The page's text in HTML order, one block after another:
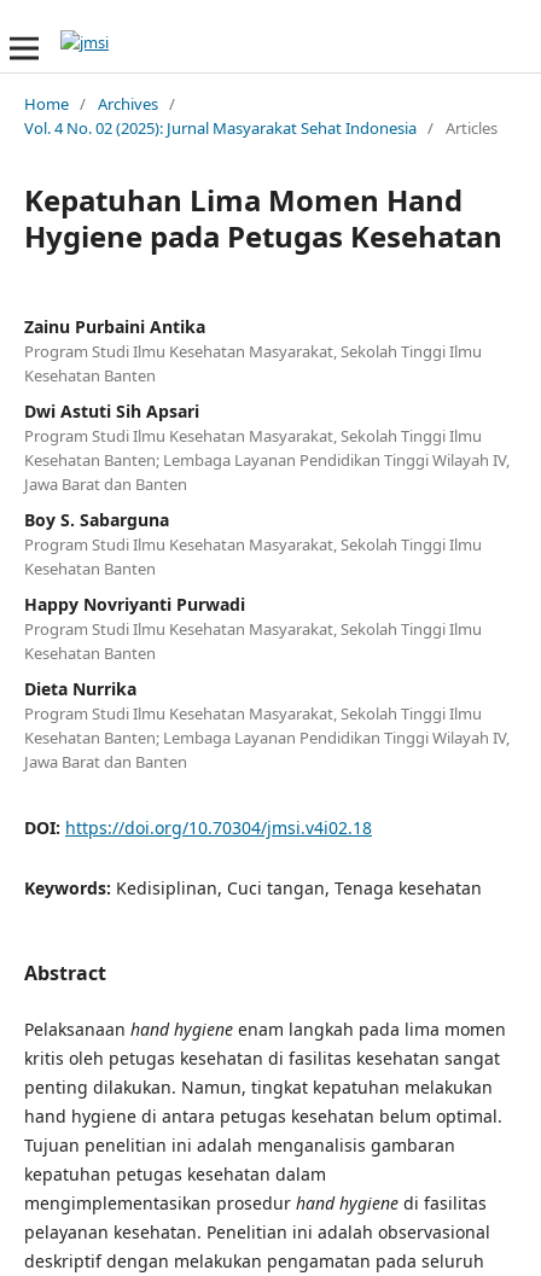
Home / Archives /
Vol. 4 No. 02 (2025): Jurnal Masyarakat Sehat Indonesia / Articles
Kepatuhan Lima Momen Hand
Hygiene pada Petugas Kesehatan
Zainu Purbaini Antika
Program Studi Ilmu Kesehatan Masyarakat, Sekolah Tinggi Ilmu
Kesehatan Banten
Dwi Astuti Sih Apsari
Program Studi Ilmu Kesehatan Masyarakat, Sekolah Tinggi Ilmu
Kesehatan Banten; Lembaga Layanan Pendidikan Tinggi Wilayah IV,
Jawa Barat dan Banten
Boy S. Sabarguna
Program Studi Ilmu Kesehatan Masyarakat, Sekolah Tinggi Ilmu
Kesehatan Banten
Happy Novriyanti Purwadi
Program Studi Ilmu Kesehatan Masyarakat, Sekolah Tinggi Ilmu
Kesehatan Banten
Dieta Nurrika
Program Studi Ilmu Kesehatan Masyarakat, Sekolah Tinggi Ilmu
Kesehatan Banten; Lembaga Layanan Pendidikan Tinggi Wilayah IV,
Jawa Barat dan Banten
DOI: https://doi.org/10.70304/jmsi.v4i02.18
Keywords: Kedisiplinan, Cuci tangan, Tenaga kesehatan
Abstract
Pelaksanaan hand hygieneenam langkah pada lima momen
kritis oleh petugas kesehatan di fasilitas kesehatan sangat
penting dilakukan. Namun, tingkat kepatuhan melakukan
hand hygiene di antara petugas kesehatan belum optimal.
Tujuan penelitian ini adalah menganalisis gambaran
kepatuhan petugas kesehatan dalam
mengimplementasikan prosedur hand hygiene di fasilitas
pelayanan kesehatan. Penelitian ini adalah observasional
deskriptif dengan melakukan pengamatan pada seluruh